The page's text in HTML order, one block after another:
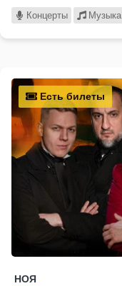
Концерты Музыка
Есть билеты
НОЯ